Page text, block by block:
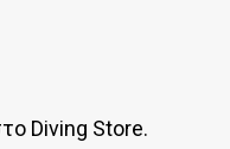
Diving Store.